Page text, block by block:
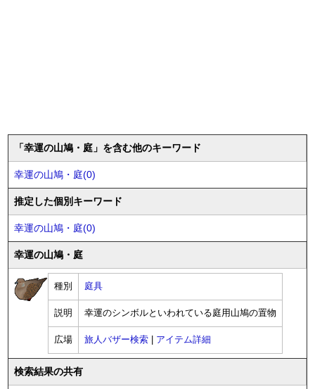
「幸運の山鳩・庭」を含む他のキーワード
幸運の山鳩・庭(0)
推定した個別キーワード
幸運の山鳩・庭(0)
幸運の山鳩・庭
種別 庭具
説明 幸運のシンボルといわれている庭用山鳩の置物
広場 旅人バザー検索 アイテム詳細
検索結果の共有